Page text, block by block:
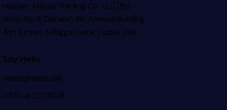
Hassan Abbas Trading Co. LLC (Br) –
Shop No.11, Darwish Bin Ahmed Building
4th Street Al Rigga Deira, Dubai, UAE
Say Hello
sales@hatco.ae
+971-4-2278178